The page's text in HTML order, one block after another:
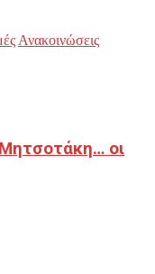
Ανακοινώσεις
οι